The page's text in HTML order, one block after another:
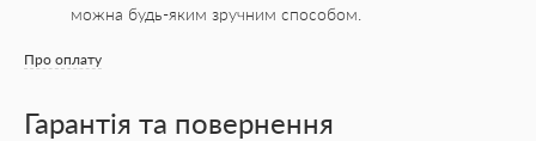
можна будь-яким зручним способом.
Про оплату
Гарантія та повернення